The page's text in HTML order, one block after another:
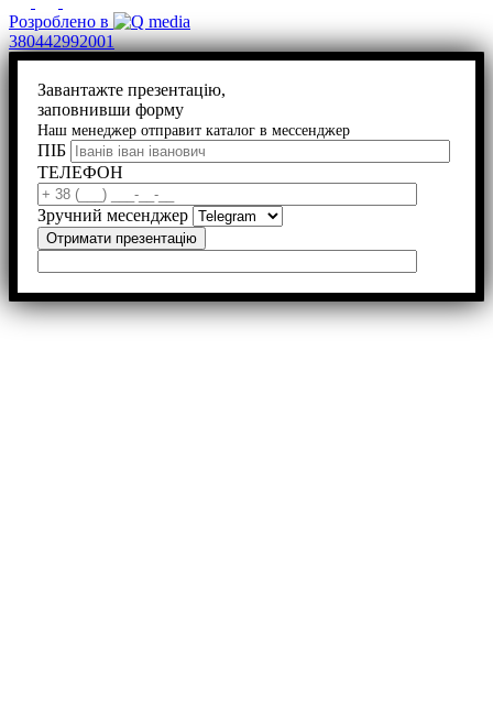
Розроблено в
380442992001
Завантажте презентацію,
заповнивши форму
Наш менеджер отправит каталог в мессенджер
ПІБ
ТЕЛЕФОН
Зручний месенджер